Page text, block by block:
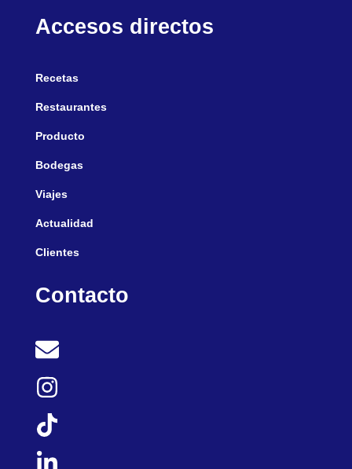
Accesos directos
Recetas
Restaurantes
Producto
Bodegas
Viajes
Actualidad
Clientes
Contacto